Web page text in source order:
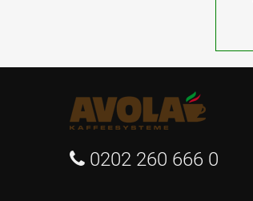
0202 260 666 0